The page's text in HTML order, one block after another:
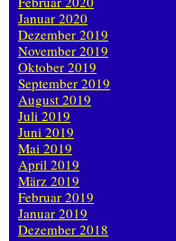
Januar 2020
Dezember 2019
November 2019
Oktober 2019
September 2019
August 2019
Juli 2019
Juni 2019
Mai 2019
April 2019
März 2019
Februar 2019
Januar 2019
Dezember 2018